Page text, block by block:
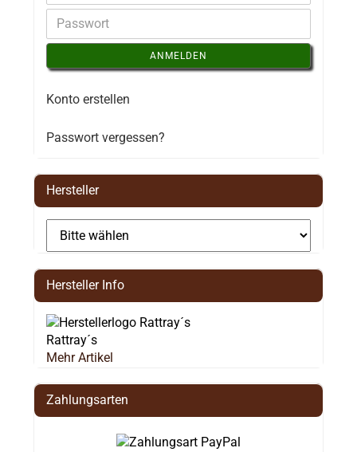
ANMELDEN
Konto erstellen
Passwort vergessen?
Hersteller
Hersteller Info
Rattray´s
Mehr Artikel
Zahlungsarten